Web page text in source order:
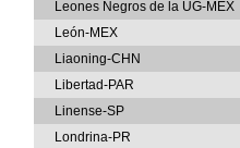
Leones Negros de la UG-MEX
León-MEX
Liaoning-CHN
Libertad-PAR
Linense-SP
Londrina-PR